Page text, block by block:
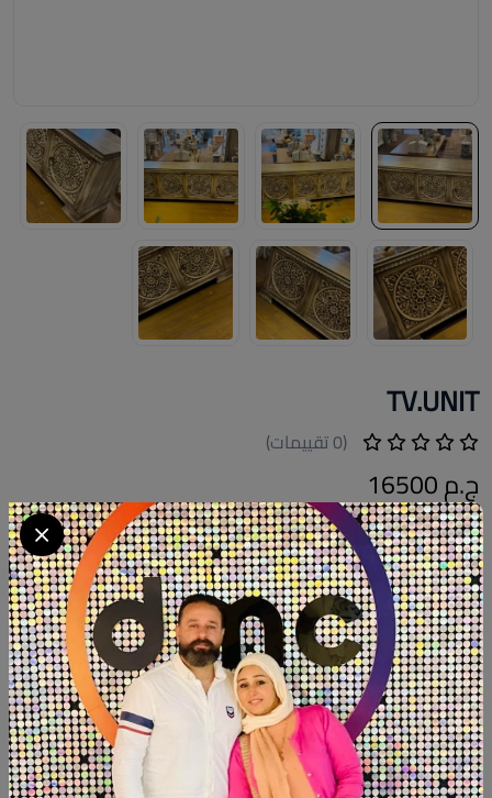
TV.UNIT
(0 تقييمات)
ج.م 16500
Available within 6weeks Beechwood Size:180cm×40cm .
Hight:50cm . #fleuri_home #decoupage #decor #decoration
#handmade #painting #designdeinteriores #newdesign #new
#Wood
كود المنتج: MT.FH66
التوافر:متاح 1
تصنيف:فلوري هوم
الكمية